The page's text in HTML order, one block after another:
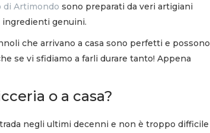
di Artimondo sono preparati da veri artigiani
ingredienti genuini.
che arrivano a casa sono perfetti e possono
se vi sfidiamo a farli durare tanto! Appena
o a casa?
negli ultimi decenni e non è troppo difficile